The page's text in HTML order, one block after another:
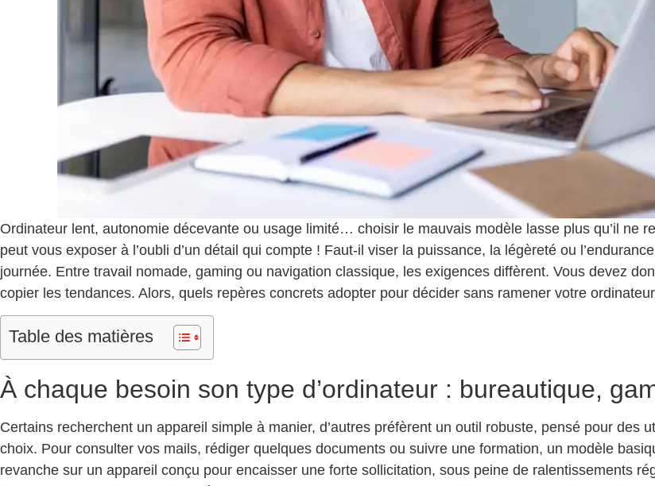
Ordinateur lent, autonomie décevante ou usage limité… choisir le mauvais modèle lasse plus qu’il ne
peut vous exposer à l’oubli d’un détail qui compte ! Faut-il viser la puissance, la légèreté ou
journée. Entre travail nomade, gaming ou navigation classique, les exigences diffèrent. Vous devez
copier les tendances. Alors, quels repères concrets adopter pour décider sans ramener votre
Table des matières
À chaque besoin son type d’ordinateur : bureautique,
Certains recherchent un appareil simple à manier, d’autres préfèrent un outil robuste, pensé pour des
choix. Pour consulter vos mails, rédiger quelques documents ou suivre une formation, un modèle
revanche sur un appareil conçu pour encaisser une forte sollicitation, sous peine de ralentissements